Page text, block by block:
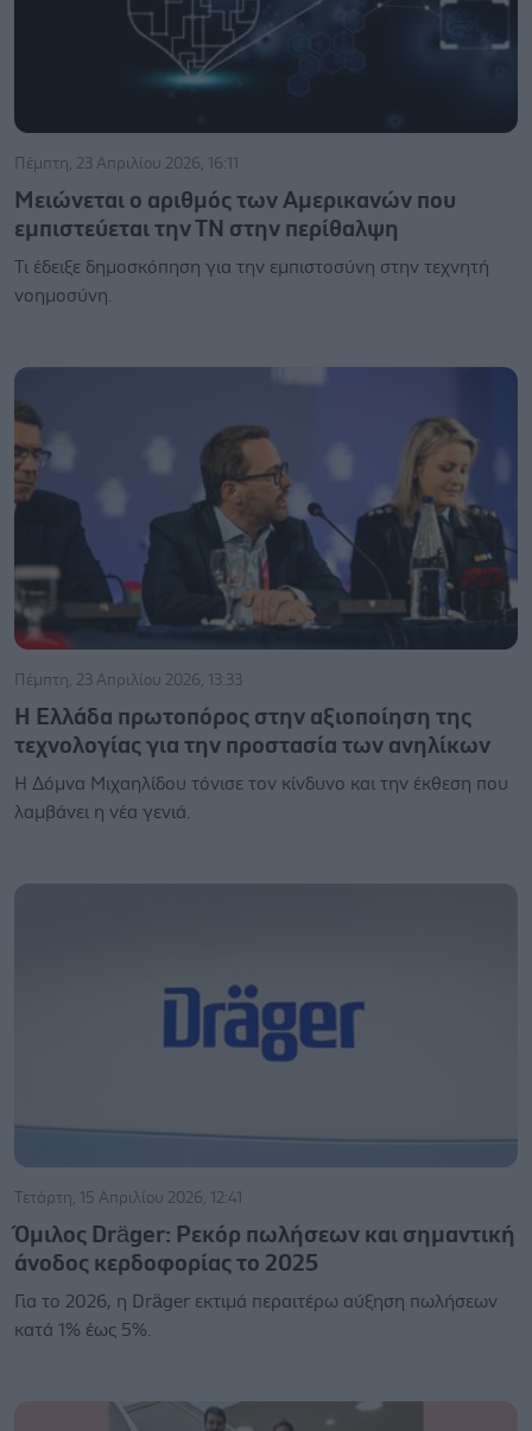
Πέμπτη, 23 Απριλίου 2026, 16:11
Μειώνεται ο αριθμός των Αμερικανών που
εμπιστεύεται την ΤΝ στην περίθαλψη
Τι έδειξε δημοσκόπηση για την εμπιστοσύνη στην τεχνητή
νοημοσύνη.
Πέμπτη, 23 Απριλίου 2026, 13:33
H Ελλάδα πρωτοπόρος στην αξιοποίηση της
τεχνολογίας για την προστασία των ανηλίκων
Η Δόμνα Μιχαηλίδου τόνισε τον κίνδυνο και την έκθεση που
λαμβάνει η νέα γενιά.
Τετάρτη, 15 Απριλίου 2026, 12:41
Όμιλος Dräger: Ρεκόρ πωλήσεων και σημαντική
άνοδος κερδοφορίας το 2025
Για το 2026, η Dräger εκτιμά περαιτέρω αύξηση πωλήσεων
κατά 1% έως 5%.